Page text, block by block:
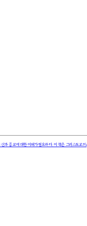
종교에 대한 이해가 필요하다. 이 책은 그리스도교